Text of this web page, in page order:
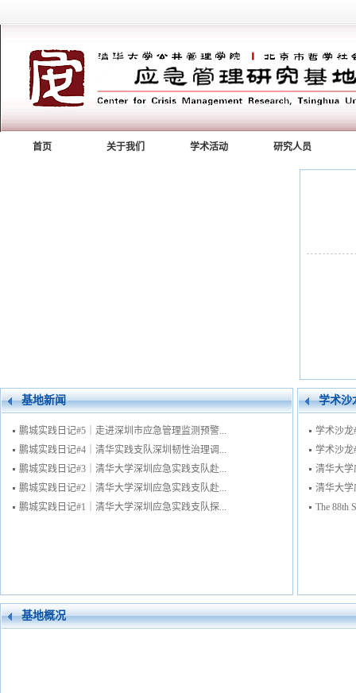
首页 关于我们 学术活动 研究人员
基地新闻
鹏城实践日记#5｜走进深圳市应急管理监测预警...
鹏城实践日记#4｜清华实践支队深圳韧性治理调...
鹏城实践日记#3｜清华大学深圳应急实践支队赴...
鹏城实践日记#2｜清华大学深圳应急实践支队赴...
鹏城实践日记#1｜清华大学深圳应急实践支队探...
学术沙
学术沙龙
学术沙龙
清华大学
清华大学
The 88th
基地概况